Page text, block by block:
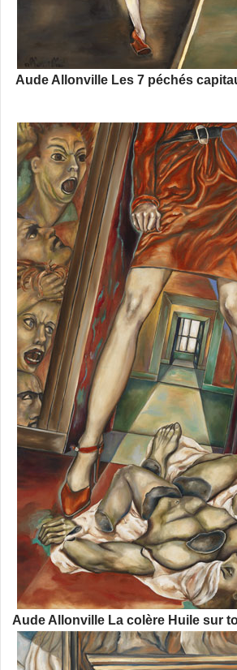
Aude Allonville Les 7 péchés
Aude Allonville La colère Huile sur